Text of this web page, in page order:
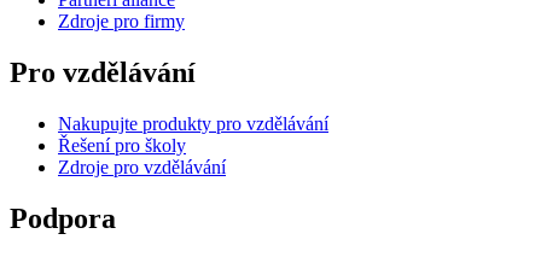
Zdroje pro firmy
Pro vzdělávání
Nakupujte produkty pro vzdělávání
Řešení pro školy
Zdroje pro vzdělávání
Podpora